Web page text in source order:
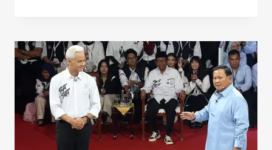
DAN
ANIES
BASWEDAN
DI
PILPRES
2024